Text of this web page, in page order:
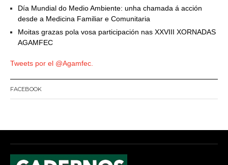
Día Mundial do Medio Ambiente: unha chamada á acción
desde a Medicina Familiar e Comunitaria
Moitas grazas pola vosa participación nas XXVIII XORNADAS
AGAMFEC
Tweets por el @Agamfec.
FACEBOOK